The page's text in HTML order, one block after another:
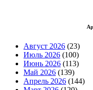
Август 2026 (23)
Июль 2026 (100)
Июнь 2026 (113)
Май 2026 (139)
Апрель 2026 (144)